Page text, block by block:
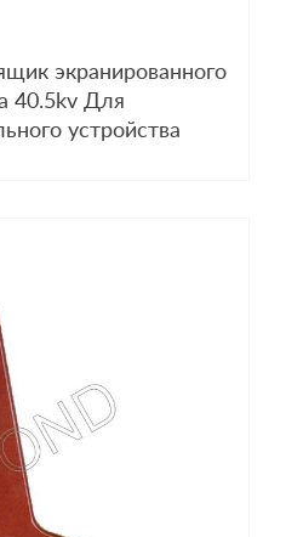
экранированного
40.5kv Для
устройства